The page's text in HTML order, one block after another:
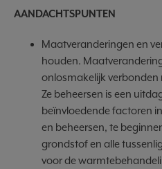
AANDACHTSPUNTEN
Maatveranderingen en
houden.
onlosmakelijk
Ze beheersen is een
beïnvloedende factoren
en beheersen, te
grondstof en alle
voor de